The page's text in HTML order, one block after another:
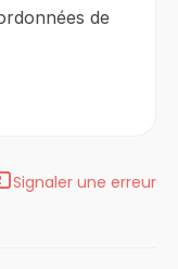
de
Signaler une erreur